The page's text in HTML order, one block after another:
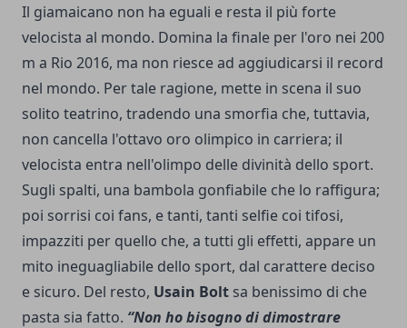
Il giamaicano non ha eguali e resta il più forte
velocista al mondo. Domina la finale per l'oro nei 200
m a Rio 2016, ma non riesce ad aggiudicarsi il record
nel mondo. Per tale ragione, mette in scena il suo
solito teatrino, tradendo una smorfia che, tuttavia,
non cancella l'ottavo oro olimpico in carriera; il
velocista entra nell'olimpo delle divinità dello sport.
Sugli spalti, una bambola gonfiabile che lo raffigura;
poi sorrisi coi fans, e tanti, tanti selfie coi tifosi,
impazziti per quello che, a tutti gli effetti, appare un
mito ineguagliabile dello sport, dal carattere deciso
e sicuro. Del resto, Usain Bolt sa benissimo di che
pasta sia fatto. “Non ho bisogno di dimostrare